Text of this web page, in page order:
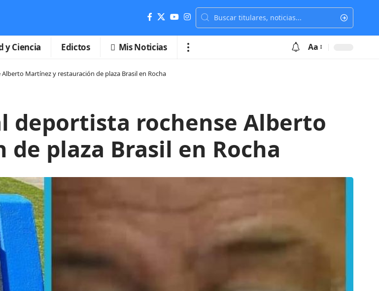
y Ciencia Edictos Mis Noticias Aa
Martínez y restauración de plaza Brasil en Rocha
deportista rochense Alberto
plaza Brasil en Rocha